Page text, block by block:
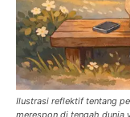
Ilustrasi reflektif tentang
merespon di tengah dunia